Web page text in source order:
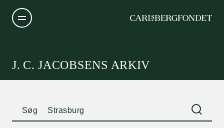
J. C. JACOBSENS ARKIV
Søg